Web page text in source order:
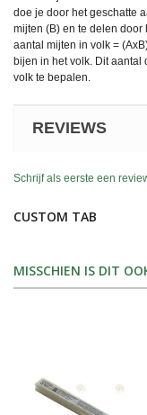
doe je door het geschatte
mijten (B) en te delen
aantal mijten in volk =
bijen in het volk. Dit aantal
volk te bepalen.
REVIEWS
Schrijf als eerste een
CUSTOM TAB
MISSCHIEN IS DIT